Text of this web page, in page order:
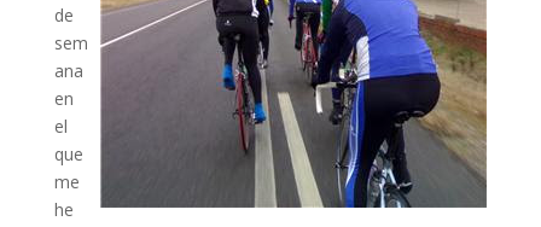
de
sem
ana
en
el
que
me
he